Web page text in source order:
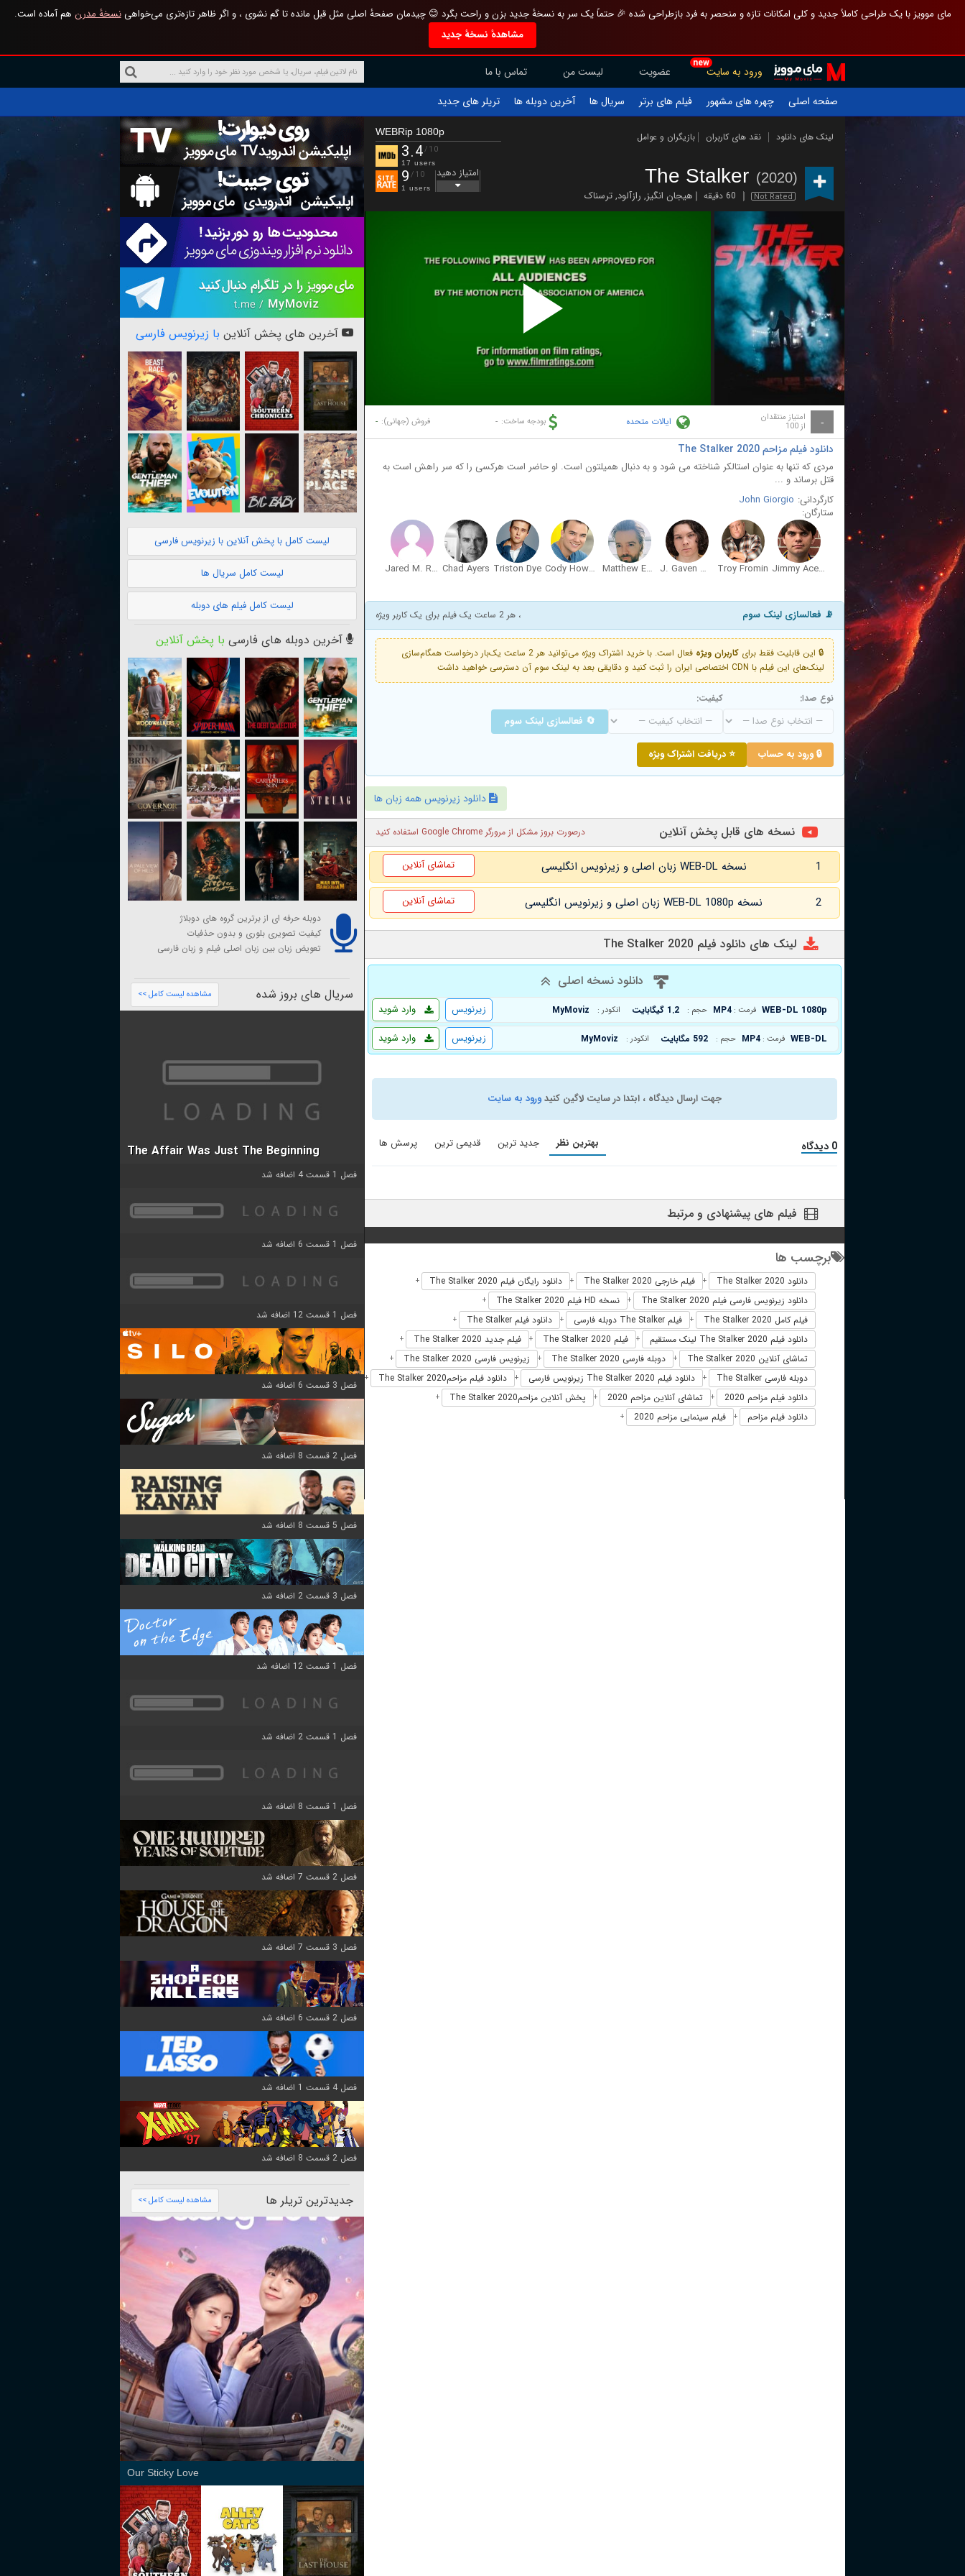
مای موویز با یک طراحی کاملاً جدید و کلی امکانات تازه و منحصر به فرد بازطراحی شده 🎉 حتماً یک سر به نسخهٔ جدید بزن و راحت بگرد 😊 چیدمان صفحهٔ اصلی مثل قبل مانده تا گم نشوی ، و اگر ظاهر تازه‌تری می‌خواهینسخهٔ مدرن هم آماده است.
مشاهدهٔ نسخهٔ جدید
new
ورود به سایت عضویت لیست من
تماس با ما
صفحه اصلی
چهره های مشهور فیلم های برتر سریال ها آخرین دوبله ها تریلر های جدید
لینک های دانلود نقد های کاربران بازیگران و عوامل
The Stalker (2020)
Not Rated 60 دقیقه هیجان انگیز, رازآلود,ترسناک
WEBRip 1080p
3.4/10
17 users
9 /10
1 users
امتیاز دهید
Play
Video
- امتیاز منتقدان
از 100 ایالات متحده بودجه ساخت: - فروش (جهانی): -
دانلود فیلم مزاحم The Stalker 2020
مردی که تنها به عنوان استالکر شناخته می شود و به دنبال همیلتون است. او حاضر است هرکسی را که سر راهش است به
قتل برساند و ...
کارگردانی: John Giorgio
ستارگان:
Jimmy Ace Lewis
Troy Fromin
J. Gaven Wilde
Matthew Ewald
Cody Howard
Triston Dye
Chad Ayers
Jared M. Reeder
📡 فعالسازی لینک سوم ، هر 2 ساعت یک فیلم برای یک کاربر ویژه
🔒 این قابلیت فقط برای کاربران ویژه
فعال است. با خرید اشتراک ویژه می‌توانید هر 2 ساعت یک‌بار درخواست همگام‌سازی
لینک‌های این فیلم با CDN اختصاصی ایران را ثبت کنید و دقایقی بعد به لینک سوم آن دسترسی خواهید داشت
نوع صدا: کیفیت:
🔄 فعالسازی لینک سوم
🔒 ورود به حساب ⭐ دریافت اشتراک ویژه
دانلود زیرنویس همه زبان ها
نسخه های قابل پخش آنلاین درصورت بروز مشکل از مرورگر Google Chrome استفاده کنید
1 نسخه WEB-DL زبان اصلی و زیرنویس انگلیسی تماشای آنلاین
2 نسخه WEB-DL 1080p زبان اصلی و زیرنویس انگلیسی تماشای آنلاین
لینک های دانلود فیلم The Stalker 2020
دانلود نسخه اصلی
WEB-DL 1080p فرمت : MP4 حجم : 1.2 گیگابایت انکودر : MyMoviz وارد شوید
زیرنویس
WEB-DL فرمت : MP4 حجم : 592 مگابایت انکودر : MyMoviz وارد شوید زیرنویس
جهت ارسال دیدگاه ، ابتدا در سایت لاگین کنیدورود به سایت
0 دیدگاه بهترین نظر جدید ترین قدیمی ترین پرسش ها
فیلم های پیشنهادی و مرتبط
برچسب ها
دانلود The Stalker 2020 + فیلم خارجی The Stalker 2020 + دانلود رایگان فیلم The Stalker 2020 +
دانلود زیرنویس فارسی فیلم The Stalker 2020 + نسخه HD فیلم The Stalker 2020 +
فیلم کامل The Stalker 2020 + فیلم The Stalker دوبله فارسی + دانلود فیلم The Stalker +
دانلود فیلم The Stalker 2020 لینک مستقیم + فیلم The Stalker 2020 + فیلم جدید The Stalker 2020 +
تماشای آنلاین The Stalker 2020 + دوبله فارسی The Stalker 2020 + زیرنویس فارسی The Stalker 2020 +
دوبله فارسی The Stalker + دانلود فیلم The Stalker 2020 زیرنویس فارسی + دانلود فیلم مزاحمThe Stalker 2020 +
دانلود فیلم مزاحم 2020 + تماشای آنلاین مزاحم 2020 + پخش آنلاین مزاحمThe Stalker 2020 +
دانلود فیلم مزاحم + فیلم سینمایی مزاحم 2020 +
آخرین های پخش آنلاین با زیرنویس فارسی
لیست کامل با پخش آنلاین با زیرنویس فارسی
لیست کامل سریال ها
لیست کامل فیلم های دوبله
آخرین دوبله های فارسی با پخش آنلاین
دوبله حرفه ای از برترین گروه های دوبلاژ
کیفیت تصویری بلوری و بدون حذفیات
تعویض زبان بین زبان اصلی فیلم و زبان فارسی
سریال های بروز شده مشاهده لیست کامل >>
The Affair Was Just The Beginning
فصل 1 قسمت 4 اضافه شد
فصل 1 قسمت 6 اضافه شد
فصل 1 قسمت 12 اضافه شد
فصل 3 قسمت 6 اضافه شد
فصل 2 قسمت 8 اضافه شد
فصل 5 قسمت 8 اضافه شد
فصل 3 قسمت 2 اضافه شد
فصل 1 قسمت 12 اضافه شد
فصل 1 قسمت 2 اضافه شد
فصل 1 قسمت 8 اضافه شد
فصل 2 قسمت 7 اضافه شد
فصل 3 قسمت 7 اضافه شد
فصل 2 قسمت 6 اضافه شد
فصل 4 قسمت 1 اضافه شد
فصل 2 قسمت 8 اضافه شد
جدیدترین تریلر ها مشاهده لیست کامل >>
Our Sticky Love